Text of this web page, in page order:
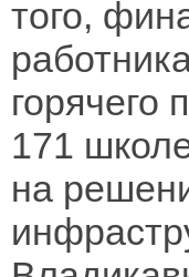
того,
171
на